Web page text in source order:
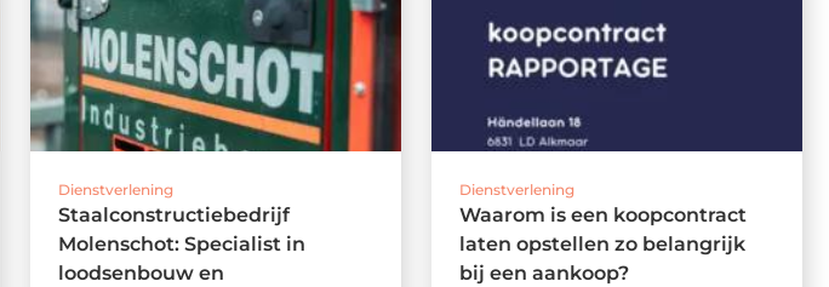
Dienstverlening
Staalconstructiebedrijf
Molenschot: Specialist in
loodsenbouw en
Dienstverlening
Waarom is een koopcontract
laten opstellen zo belangrijk
bij een aankoop?